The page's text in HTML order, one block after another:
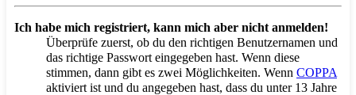
Ich habe mich registriert, kann mich aber nicht anmelden!
Überprüfe zuerst, ob du den richtigen Benutzernamen und
das richtige Passwort eingegeben hast. Wenn diese
stimmen, dann gibt es zwei Möglichkeiten. Wenn COPPA
aktiviert ist und du angegeben hast, dass du unter 13 Jahre